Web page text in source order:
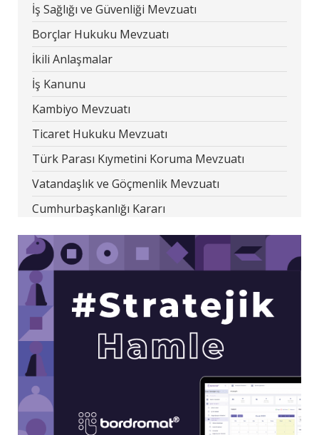
İş Sağlığı ve Güvenliği Mevzuatı
Borçlar Hukuku Mevzuatı
İkili Anlaşmalar
İş Kanunu
Kambiyo Mevzuatı
Ticaret Hukuku Mevzuatı
Türk Parası Kıymetini Koruma Mevzuatı
Vatandaşlık ve Göçmenlik Mevzuatı
Cumhurbaşkanlığı Kararı